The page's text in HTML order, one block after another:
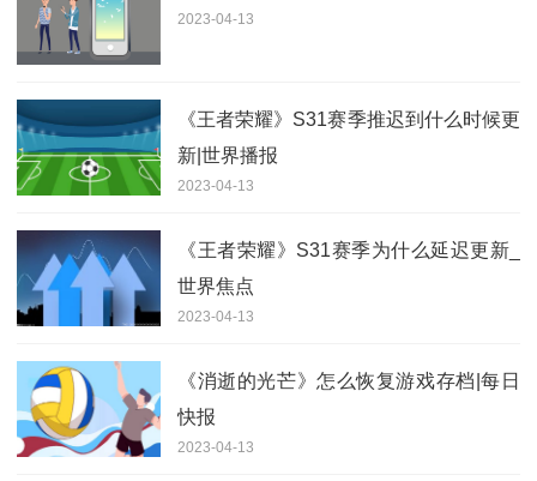
2023-04-13
《王者荣耀》S31赛季推迟到什么时候更
新|世界播报
2023-04-13
《王者荣耀》S31赛季为什么延迟更新_
世界焦点
2023-04-13
《消逝的光芒》怎么恢复游戏存档|每日
快报
2023-04-13